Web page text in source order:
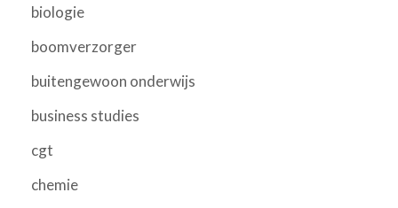
biologie
boomverzorger
buitengewoon onderwijs
business studies
cgt
chemie